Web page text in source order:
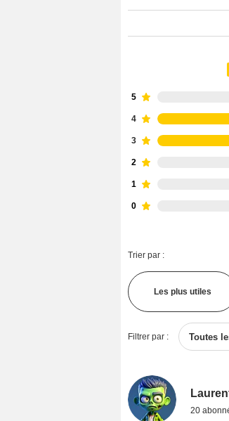
5
4
3
2
1
0
Trier par :
Les plus utiles
Filtrer par : Toutes
20